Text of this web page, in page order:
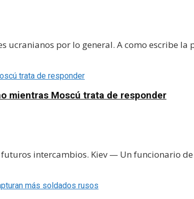
ucranianos por lo general. A como escribe
mientras Moscú trata de responder
intercambios. Kiev — Un funcionario